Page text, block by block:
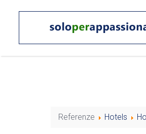
Referenze Hotels